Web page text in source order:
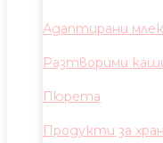
Адаптирани
Разтворими
Пюрета
Продукти за